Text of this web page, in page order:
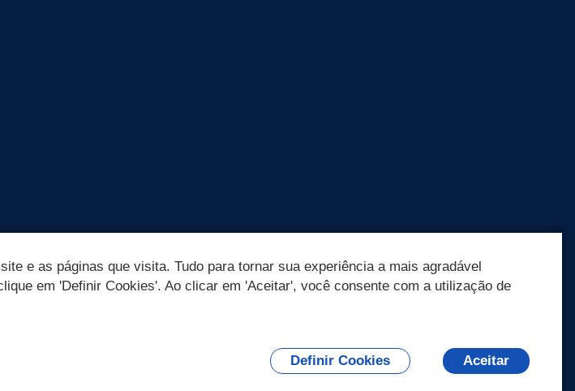
e as páginas que visita. Tudo para tornar sua experiência a mais agradável
em 'Definir Cookies'. Ao clicar em 'Aceitar', você consente com a utilização de
Definir Cookies Aceitar